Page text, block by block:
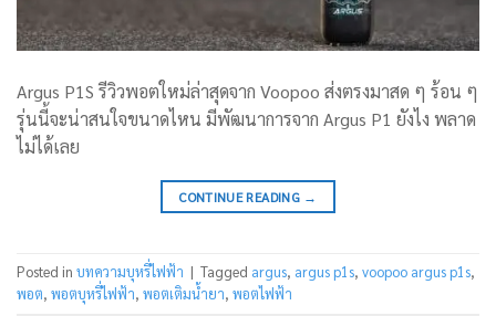
Argus P1S รีวิวพอตใหม่ล่าสุดจาก Voopoo ส่งตรงมาสด ๆ ร้อน ๆ
รุ่นนี้จะน่าสนใจขนาดไหน มีพัฒนาการจาก Argus P1 ยังไง พลาด
ไม่ได้เลย
CONTINUE READING →
Posted in บทความบุหรี่ไฟฟ้า | Tagged argus, argus p1s, voopoo argus p1s,
พอต, พอตบุหรี่ไฟฟ้า, พอตเติมน้ำยา, พอตไฟฟ้า